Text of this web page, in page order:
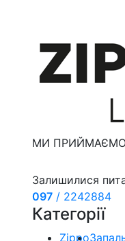
МИ
Залишилися
097 / 2242884
Категорії
Zippo